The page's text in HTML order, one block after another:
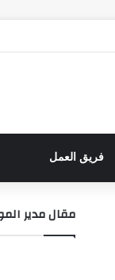
فريق العمل
مقال مدير